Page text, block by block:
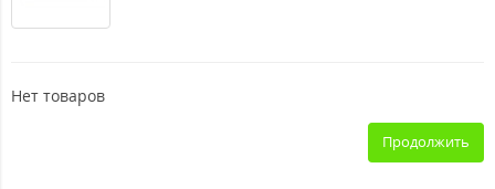
Нет товаров
Продолжить